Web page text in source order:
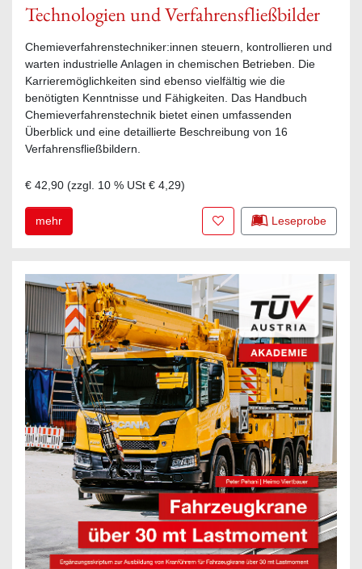
Technologien und Verfahrensfließbilder
Chemieverfahrenstechniker:innen steuern, kontrollieren und
warten industrielle Anlagen in chemischen Betrieben. Die
Karrieremöglichkeiten sind ebenso vielfältig wie die
benötigten Kenntnisse und Fähigkeiten. Das Handbuch
Chemieverfahrenstechnik bietet einen umfassenden
Überblick und eine detaillierte Beschreibung von 16
Verfahrensfließbildern.
€ 42,90 (zzgl. 10 % USt € 4,29)
mehr Zur Merkliste hinzufügen
Leseprobe